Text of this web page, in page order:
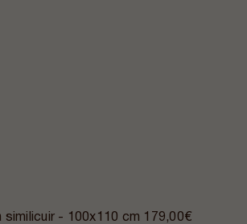
similicuir - 100x110 cm 179,00€